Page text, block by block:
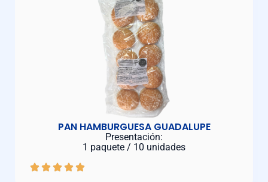
PAN HAMBURGUESA GUADALUPE
Presentación:
1 paquete / 10 unidades